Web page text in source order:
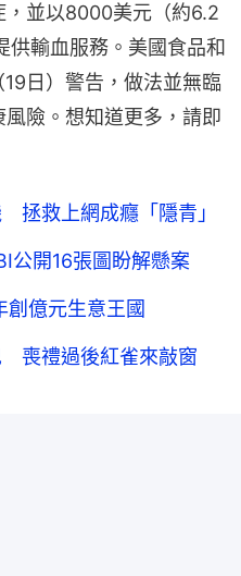
，並以8000美元（約6.2
輸血服務。美國食品和
日）警告，做法並無臨
險。想知道更多，請即
拯救上網成癮「隱青」
開16張圖盼解懸案
億元生意王國
喪禮過後紅雀來敲窗